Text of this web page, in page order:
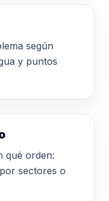
según
y puntos
qué orden:
sectores o